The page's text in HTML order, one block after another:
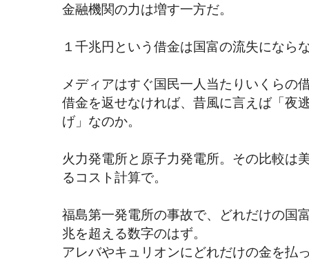
金融機関の力は増す一方だ。
１千兆円という借金は国富の流失になら
メディアはすぐ国民一人当たりいくらの
借金を返せなければ、昔風に言えば「夜
げ」なのか。
火力発電所と原子力発電所。その比較は
るコスト計算で。
福島第一発電所の事故で、どれだけの国
兆を超える数字のはず。
アレバやキュリオンにどれだけの金を払